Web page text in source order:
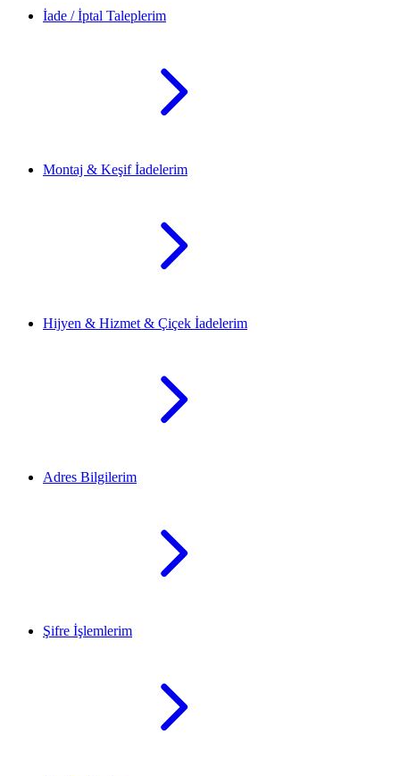
İade / İptal Taleplerim
Montaj & Keşif İadelerim
Hijyen & Hizmet & Çiçek İadelerim
Adres Bilgilerim
Şifre İşlemlerim